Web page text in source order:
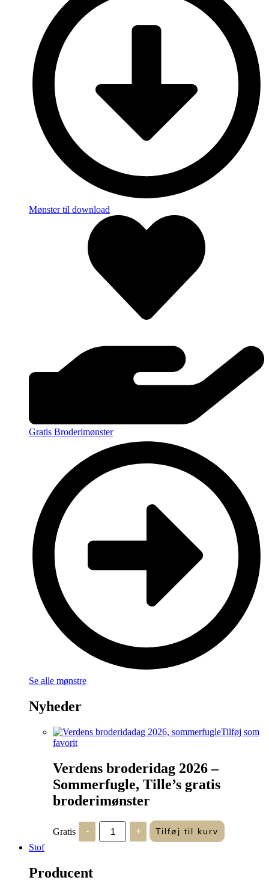
Mønster til download
Gratis Broderimønster
Se alle mønstre
Nyheder
Tilføj som
favorit
Verdens broderidag 2026 –
Sommerfugle, Tille’s gratis
broderimønster
Gratis -
Verdens
broderidag
2026
+ Tilføj til kurv
Stof
Producent